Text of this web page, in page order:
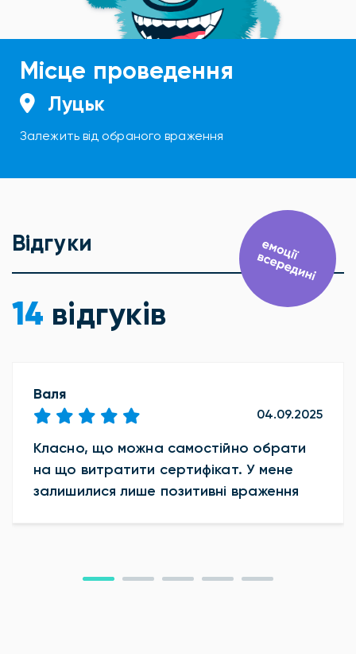
Місце проведення
Луцьк
Залежить від обраного враження
Відгуки
14 відгуків
Валя
04.09.2025
Класно, що можна самостійно обрати
на що витратити сертифікат. У мене
залишилися лише позитивні враження